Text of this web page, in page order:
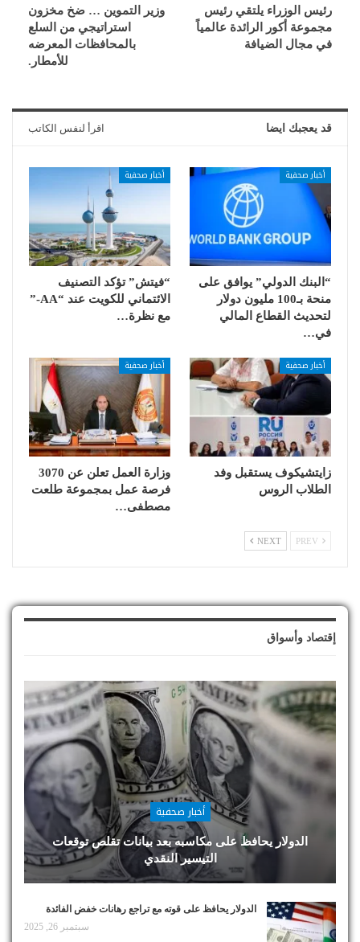
رئيس الوزراء يلتقي رئيس
مجموعة أكور الرائدة عالمياً
في مجال الضيافة
وزير التموين … ضخ مخزون
استراتيجي من السلع
بالمحافظات ‏المعرضه
للأمطار.
قد يعجبك ايضا اقرأ لنفس الكاتب
أخبار صحفية
“البنك الدولي” يوافق على
منحة بـ100 مليون دولار
لتحديث القطاع المالي
في…
أخبار صحفية
“فيتش” تؤكد التصنيف
الائتماني للكويت عند “AA-”
مع نظرة…
أخبار صحفية
زايتشيكوف يستقبل وفد
الطلاب الروس
أخبار صحفية
وزارة العمل تعلن عن 3070
فرصة عمل بمجموعة طلعت
مصطفى…
NEXT
إقتصاد وأسواق
أخبار صحفية
الدولار يحافظ على مكاسبه بعد بيانات تقلص توقعات
التيسير النقدي
الدولار يحافظ على قوته مع تراجع رهانات خفض الفائدة
سبتمبر 26, 2025